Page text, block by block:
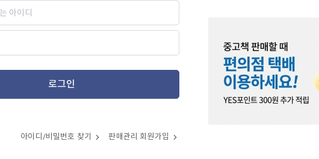
로그인
아이디/비밀번호 찾기 판매관리 회원가입